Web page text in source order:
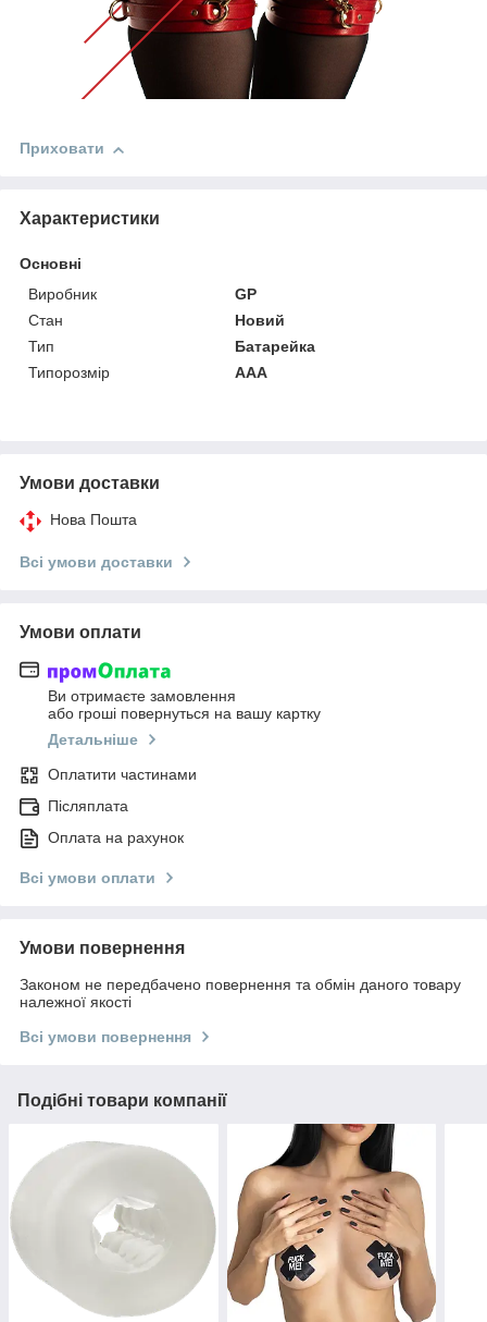
Приховати
Характеристики
Основні
Виробник
GP
Стан
Новий
Тип
Батарейка
Типорозмір
AAA
Умови доставки
Нова Пошта
Всі умови доставки
Умови оплати
Ви отримаєте замовлення
або гроші повернуться на вашу картку
Детальніше
Оплатити частинами
Післяплата
Оплата на рахунок
Всі умови оплати
Умови повернення
Законом не передбачено повернення та обмін даного товару
належної якості
Всі умови повернення
Подібні товари компанії